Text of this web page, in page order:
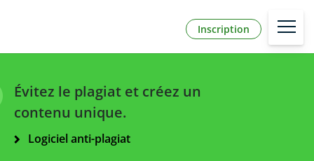
Inscription
Évitez le plagiat et créez un
contenu unique.
Logiciel anti-plagiat